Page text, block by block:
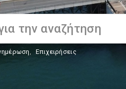
, Επιχειρήσεις